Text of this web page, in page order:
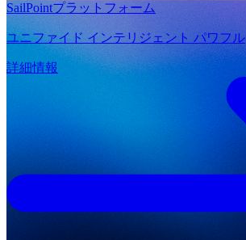
SailPointプラットフォーム
ユニファイド インテリジェント パワフル
詳細情報